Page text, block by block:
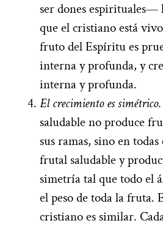
ser dones espirituales—
que el cristiano está
fruto del Espíritu es
interna y profunda, y
interna y profunda.
El crecimiento es simétrico
saludable no produce
sus ramas, sino en
frutal saludable y
simetría tal que todo el
el peso de toda la fruta.
cristiano es similar.